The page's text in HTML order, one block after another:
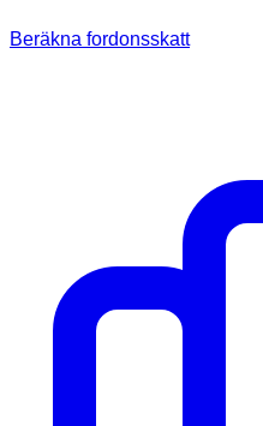
Beräkna fordonsskatt